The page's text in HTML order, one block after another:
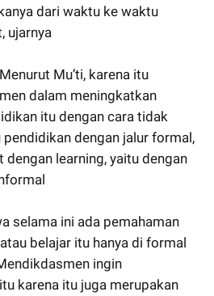
dari waktu ke waktu
ujarnya
Mu’ti, karena itu
dalam meningkatkan
itu dengan cara tidak
dengan jalur formal,
learning, yaitu dengan
selama ini ada pemahaman
belajar itu hanya di formal
ingin
karena itu juga merupakan